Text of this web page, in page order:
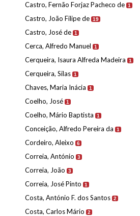
Castro, Fernão Forjaz Pacheco de 1
Castro, João Filipe de 19
Castro, José de 1
Cerca, Alfredo Manuel 1
Cerqueira, Isaura Alfreda Madeira 1
Cerqueira, Silas 1
Chaves, Maria Inácia 1
Coelho, José 1
Coelho, Mário Baptista 1
Conceição, Alfredo Pereira da 1
Cordeiro, Aleixo 6
Correia, António 3
Correia, João 3
Correia, José Pinto 1
Costa, António F. dos Santos 2
Costa, Carlos Mário 2